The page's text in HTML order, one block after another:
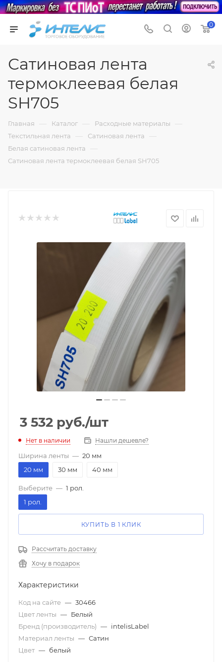
0
Сатиновая лента
термоклеевая белая
SH705
Главная — Каталог — Расходные материалы —
Текстильная лента — Сатиновая лента —
Белая сатиновая лента —
Сатиновая лента термоклеевая белая SH705
3 532 руб./шт
Нет в наличии Нашли дешевле?
Ширина ленты — 20 мм
20 мм
30 мм 40 мм
Выберите — 1 рол.
1 рол.
КУПИТЬ В 1 КЛИК
Рассчитать доставку
Хочу в подарок
Характеристики
Код на сайте — 30466
Цвет ленты — Белый
Бренд (производитель) — intelisLabel
Материал ленты — Сатин
Цвет — белый